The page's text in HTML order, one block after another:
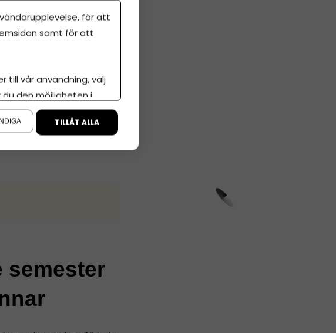
oftast på grund av
artikeln
semester
för att
samt för att
till vår användning, välj
du den möjligheten i
TILLÅT ALLA